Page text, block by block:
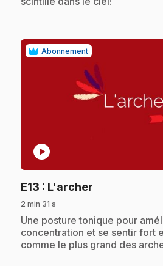
Abonnement
play_circle
E13 : L'archer
2 min 31 s
.Une posture tonique pour
concentration et se sentir fort
comme le plus grand des